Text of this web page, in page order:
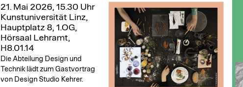
21. Mai 2026, 15.30 Uhr
Kunstuniversität Linz,
Hauptplatz 8, 1.OG,
Hörsaal Lehramt,
H8.01.14
Die Abteilung Design und
Technik lädt zum Gastvortrag
von Design Studio Kehrer.